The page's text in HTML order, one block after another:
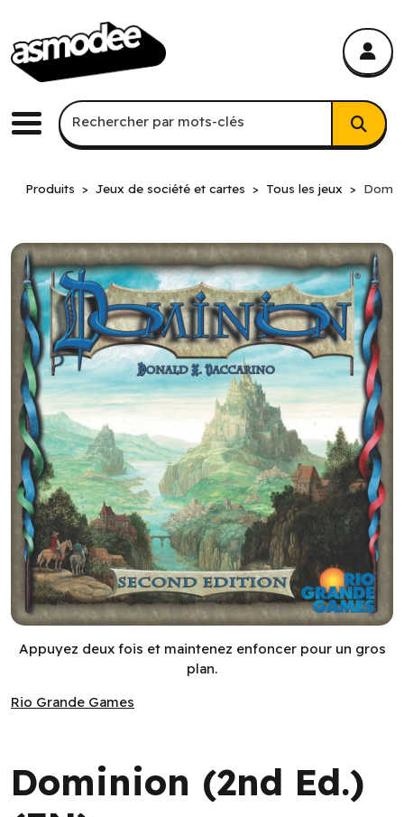
Menu
Recherche par mots-clés
Rechercher par mots-clés
Produits Jeux de société et cartes Tous les jeux
Appuyez deux fois et maintenez enfoncer pour un gros
plan.
Rio Grande Games
Dominion (2nd Ed.)